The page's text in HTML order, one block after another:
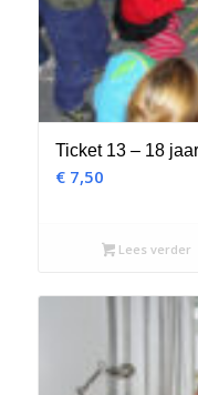
Ticket 13 – 18 jaar
€7,50
Lees verder